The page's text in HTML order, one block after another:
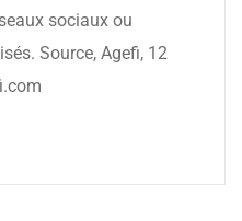
sociaux ou
Source, Agefi, 12